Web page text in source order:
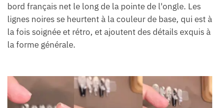
bord français net le long de la pointe de l'ongle. Les
lignes noires se heurtent à la couleur de base, qui est à
la fois soignée et rétro, et ajoutent des détails exquis à
la forme générale.